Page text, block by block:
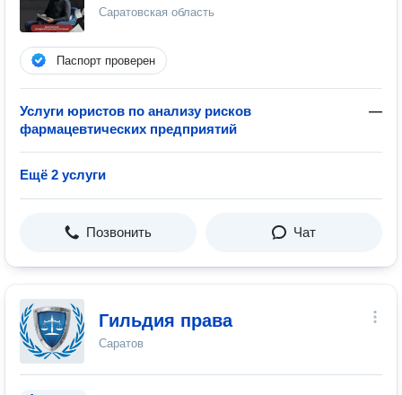
Саратовская область
Паспорт проверен
Услуги юристов по анализу рисков
фармацевтических предприятий
—
Ещё 2 услуги
Позвонить Чат
Гильдия права
Саратов